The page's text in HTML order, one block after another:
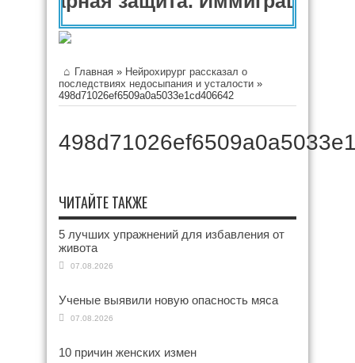
Главная » Нейрохирург рассказал о
последствиях недосыпания и усталости »
498d71026ef6509a0a5033e1cd406642
ЧИТАЙТЕ ТАКЖЕ
5 лучших упражнений для избавления от
живота
07.08.2026
Ученые выявили новую опасность мяса
07.08.2026
10 причин женских измен